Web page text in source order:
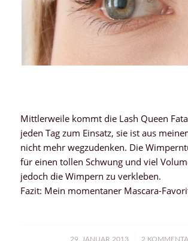
Mittlerweile kommt die Lash Queen
jeden Tag zum Einsatz, sie ist aus
nicht mehr wegzudenken. Die
für einen tollen Schwung und viel
jedoch die Wimpern zu verkleben.
Fazit: Mein momentaner Mascara-
29. JANUAR 2013 2